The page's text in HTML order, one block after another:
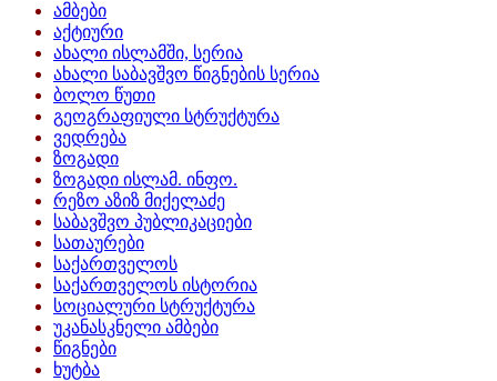
ამბები
აქტიური
ახალი ისლამში, სერია
ახალი საბავშვო წიგნების სერია
ბოლო წუთი
გეოგრაფიული სტრუქტურა
ვედრება
ზოგადი
ზოგადი ისლამ. ინფო.
რეზო აზიზ მიქელაძე
საბავშვო პუბლიკაციები
სათაურები
საქართველოს
საქართველოს ისტორია
სოციალური სტრუქტურა
უკანასკნელი ამბები
წიგნები
ხუტბა